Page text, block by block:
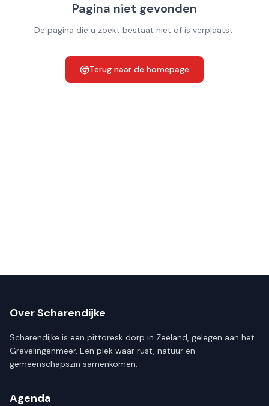
Pagina niet gevonden
De pagina die u zoekt bestaat niet of is verplaatst.
Terug naar de homepage
Over Scharendijke
Scharendijke is een pittoresk dorp in Zeeland, gelegen aan het
Grevelingenmeer. Een plek waar rust, natuur en
gemeenschapszin samenkomen.
Agenda